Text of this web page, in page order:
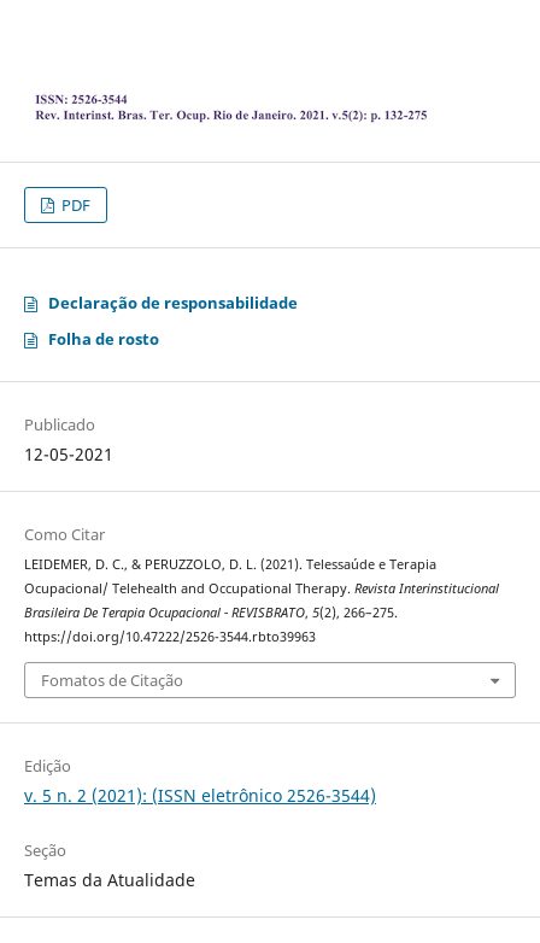
PDF
Declaração de responsabilidade
Folha de rosto
Publicado
12-05-2021
Como Citar
LEIDEMER, D. C., & PERUZZOLO, D. L. (2021). Telessaúde e Terapia
Ocupacional/ Telehealth and Occupational Therapy. Revista Interinstitucional
Brasileira De Terapia Ocupacional - REVISBRATO, 5(2), 266–275.
https://doi.org/10.47222/2526-3544.rbto39963
Fomatos de Citação
Edição
v. 5 n. 2 (2021): (ISSN eletrônico 2526-3544)
Seção
Temas da Atualidade